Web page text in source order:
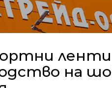
ленти
на